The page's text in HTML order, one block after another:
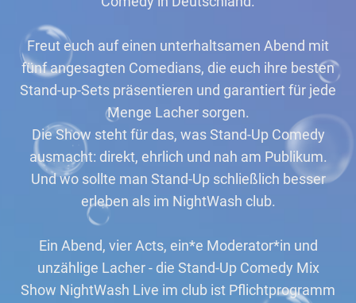
Freut euch auf einen unterhaltsamen Abend mit
fünf angesagten Comedians, die euch ihre besten
Stand-up-Sets präsentieren und garantiert für jede
Menge Lacher sorgen.
Die Show steht für das, was Stand-Up Comedy
ausmacht: direkt, ehrlich und nah am Publikum.
Und wo sollte man Stand-Up schließlich besser
erleben als im NightWash club.
Ein Abend, vier Acts, ein*e Moderator*in und
unzählige Lacher - die Stand-Up Comedy Mix
Show NightWash Live im club ist Pflichtprogramm